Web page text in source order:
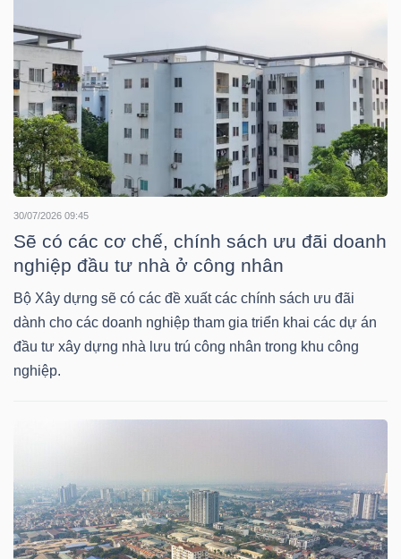
30/07/2026 09:45
Sẽ có các cơ chế, chính sách ưu đãi doanh
nghiệp đầu tư nhà ở công nhân
Bộ Xây dựng sẽ có các đề xuất các chính sách ưu đãi
dành cho các doanh nghiệp tham gia triển khai các dự án
đầu tư xây dựng nhà lưu trú công nhân trong khu công
nghiệp.
PHÁI
SINH
TRÁI
PHIẾU
CÔNG
CỤ
ĐẦU
TƯ
DỮ
LIỆU